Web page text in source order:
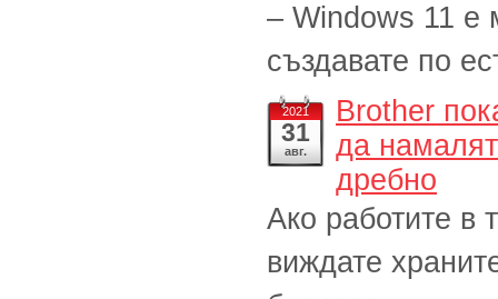
– Windows 11 е
създавате по
2021
31
авг.
Brother
да
дребно
Ако работите в
виждате